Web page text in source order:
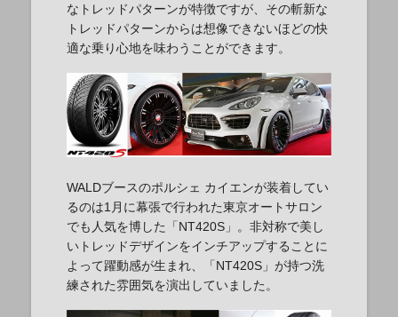
なトレッドパターンが特徴ですが、その斬新な
トレッドパターンからは想像できないほどの快
適な乗り心地を味わうことができます。
WALDブースのポルシェ カイエンが装着してい
るのは1月に幕張で行われた東京オートサロン
でも人気を博した「NT420S」。非対称で美し
いトレッドデザインをインチアップすることに
よって躍動感が生まれ、「NT420S」が持つ洗
練された雰囲気を演出していました。